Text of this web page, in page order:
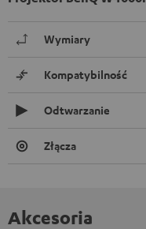
Wymiary
Kompatybilność
Odtwarzanie
Złącza
Akcesoria